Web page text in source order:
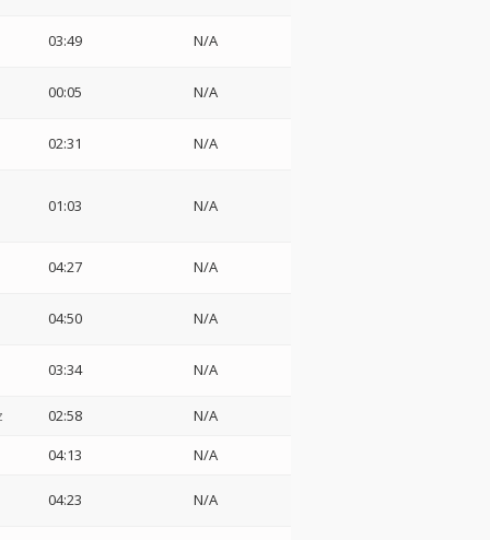
03:49 N/A
00:05 N/A
02:31 N/A
01:03 N/A
04:27 N/A
04:50 N/A
03:34 N/A
02:58
N/A
04:13 N/A
04:23 N/A